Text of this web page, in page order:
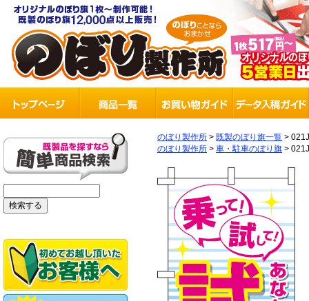
のぼり製作所 > 既製のぼり旗一覧 >
のぼり製作所 > 車・駐車のぼり旗 >